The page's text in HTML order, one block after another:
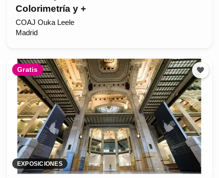
Colorimetría y +
COAJ Ouka Leele
Madrid
Gratis
EXPOSICIONES